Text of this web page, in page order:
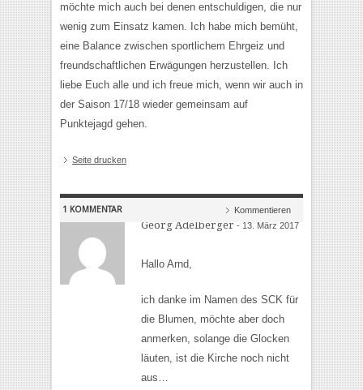
möchte mich auch bei denen entschuldigen, die nur
wenig zum Einsatz kamen. Ich habe mich bemüht,
eine Balance zwischen sportlichem Ehrgeiz und
freundschaftlichen Erwägungen herzustellen. Ich
liebe Euch alle und ich freue mich, wenn wir auch in
der Saison 17/18 wieder gemeinsam auf
Punktejagd gehen.
Seite drucken
1 KOMMENTAR Kommentieren
Georg Adelberger - 13. März 2017
Hallo Arnd,
ich danke im Namen des SCK für
die Blumen, möchte aber doch
anmerken, solange die Glocken
läuten, ist die Kirche noch nicht
aus…